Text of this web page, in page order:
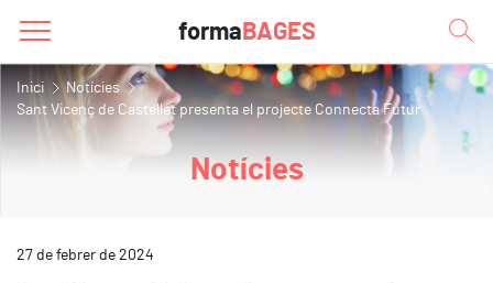
forma BAGES
Inici
Notícies
Sant Vicenç de Castellet presenta el projecte Connecta Futur
Notícies
27 de febrer de 2024